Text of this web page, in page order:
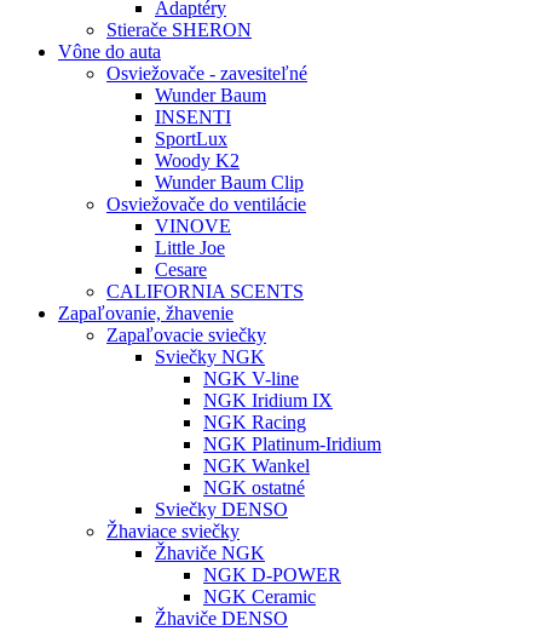
Adaptéry
Stierače SHERON
Vône do auta
Osviežovače - zavesiteľné
Wunder Baum
INSENTI
SportLux
Woody K2
Wunder Baum Clip
Osviežovače do ventilácie
VINOVE
Little Joe
Cesare
CALIFORNIA SCENTS
Zapaľovanie, žhavenie
Zapaľovacie sviečky
Sviečky NGK
NGK V-line
NGK Iridium IX
NGK Racing
NGK Platinum-Iridium
NGK Wankel
NGK ostatné
Sviečky DENSO
Žhaviace sviečky
Žhaviče NGK
NGK D-POWER
NGK Ceramic
Žhaviče DENSO